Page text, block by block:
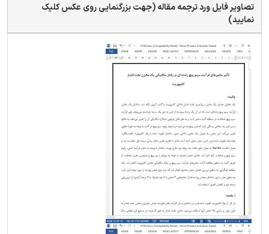
تصاویر فایل ورد ترجمه مقاله (جهت بزرگنمایی روی عکس کلیک
نمایید)